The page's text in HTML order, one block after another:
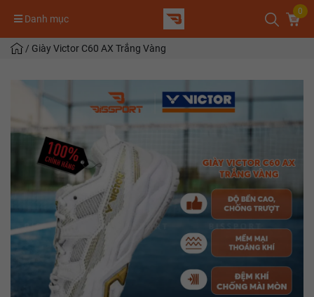
Danh mục
0
/ Giày Victor C60 AX Trắng Vàng